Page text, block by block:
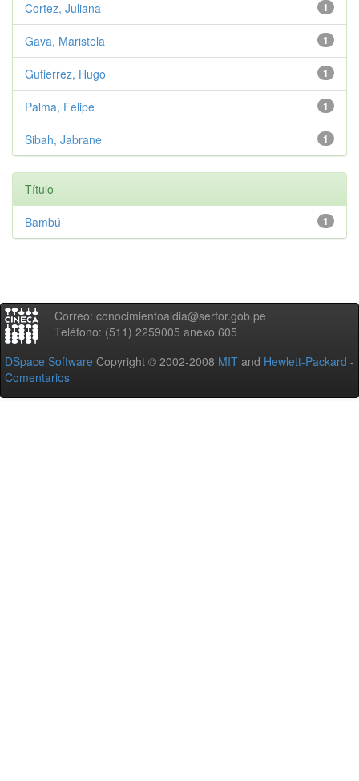
1
Cortez, Juliana
1
Gava, Maristela
1
Gutierrez, Hugo
1
Palma, Felipe
1
Sibah, Jabrane
Título
1
Bambú
Correo: conocimientoaldia@serfor.gob.pe
Teléfono: (511) 2259005 anexo 605
DSpace Software Copyright © 2002-2008 MIT and Hewlett-Packard -
Comentarios